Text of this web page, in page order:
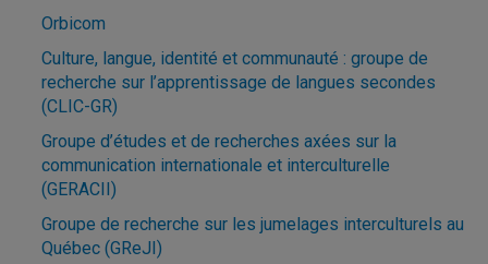
Orbicom
Culture, langue, identité et communauté : groupe de
recherche sur l’apprentissage de langues secondes
(CLIC-GR)
Groupe d’études et de recherches axées sur la
communication internationale et interculturelle
(GERACII)
Groupe de recherche sur les jumelages interculturels au
Québec (GReJI)